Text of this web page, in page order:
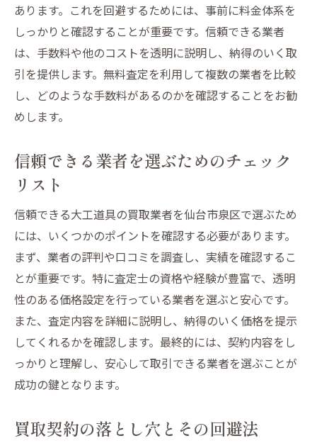
あります。これを回避するためには、事前に料金体系を
しっかりと確認することが重要です。信頼できる業者
は、手数料や他のコストを透明に説明し、納得のいく取
引を提供します。無料査定を利用して複数の業者を比較
し、どのような手数料があるのかを確認することをお勧
めします。
信頼できる業者を選ぶためのチェック
リスト
信頼できる大工道具の買取業者を仙台市泉区で選ぶため
には、いくつかのポイントを確認する必要があります。
まず、業者の評判や口コミを調査し、実績を確認するこ
とが重要です。特に査定士の資格や経験が豊富で、透明
性のある価格設定を行っている業者を選ぶと安心です。
また、査定内容を詳細に説明し、納得のいく価格を提示
してくれるかを確認します。最終的には、契約内容をし
っかりと理解し、安心して取引できる業者を選ぶことが
成功の鍵となります。
買取契約の落とし穴とその回避法